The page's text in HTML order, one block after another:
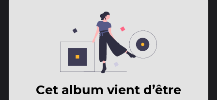
Cet album vient d’être